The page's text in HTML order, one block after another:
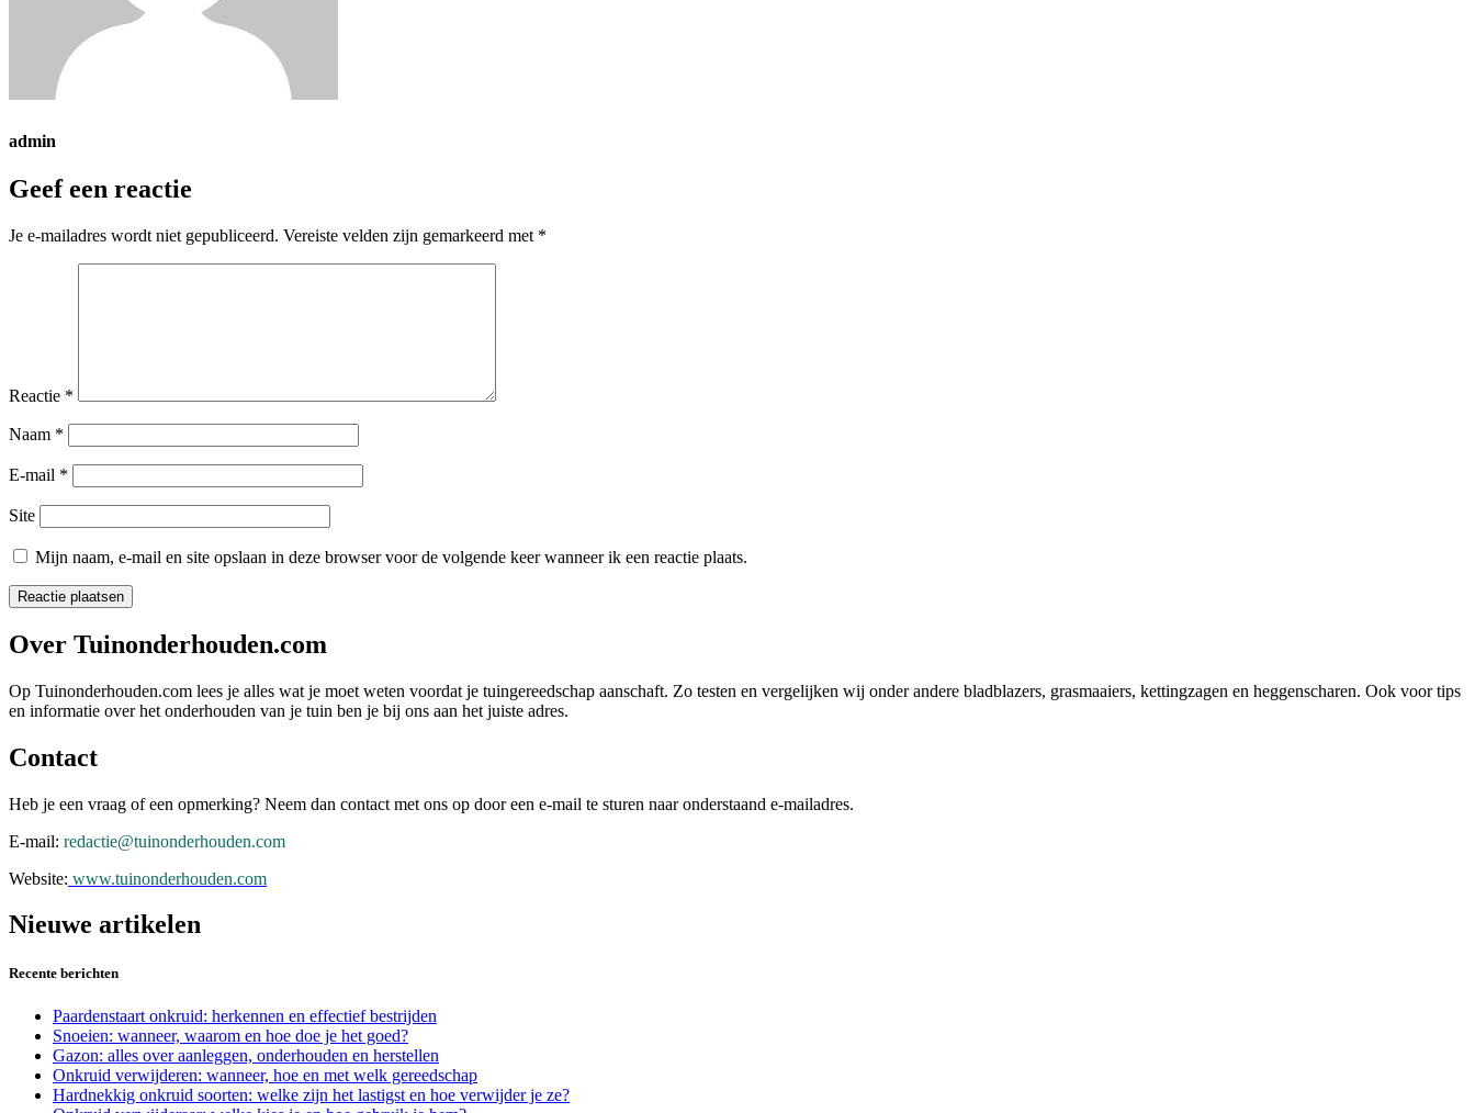
admin
Geef een reactie
Je e-mailadres wordt niet gepubliceerd. Vereiste velden zijn gemarkeerd met *
Reactie *
Naam *
E-mail *
Site
Mijn naam, e-mail en site opslaan in deze browser voor de volgende keer wanneer ik een reactie plaats.
Over Tuinonderhouden.com
Op Tuinonderhouden.com lees je alles wat je moet weten voordat je tuingereedschap aanschaft. Zo testen en vergelijken wij onder andere bladblazers, grasmaaiers, kettingzagen en heggenscharen. Ook voor tips
en informatie over het onderhouden van je tuin ben je bij ons aan het juiste adres.
Contact
Heb je een vraag of een opmerking? Neem dan contact met ons op door een e-mail te sturen naar onderstaand e-mailadres.
E-mail: redactie@tuinonderhouden.com
Website: www.tuinonderhouden.com
Nieuwe artikelen
Recente berichten
Paardenstaart onkruid: herkennen en effectief bestrijden
Snoeien: wanneer, waarom en hoe doe je het goed?
Gazon: alles over aanleggen, onderhouden en herstellen
Onkruid verwijderen: wanneer, hoe en met welk gereedschap
Hardnekkig onkruid soorten: welke zijn het lastigst en hoe verwijder je ze?